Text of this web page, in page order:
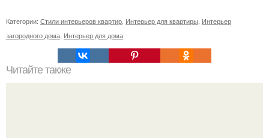
Категории: Стили интерьеров квартир Интерьер для квартиры Интерьер
загородного дома Интерьер для дома
Читайте также